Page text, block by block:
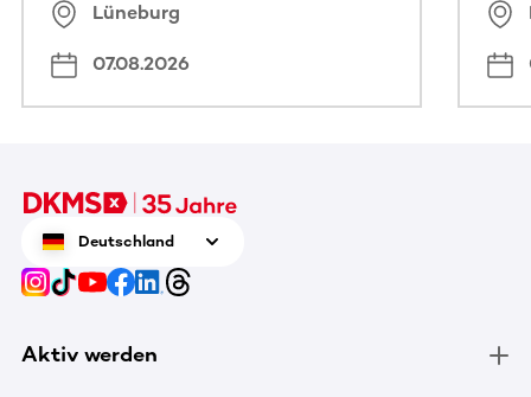
Lüneburg
07.08.2026
Deutschland
Aktiv werden